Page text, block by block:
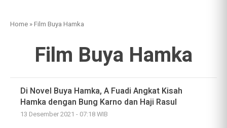
Home »Film Buya Hamka
Film Buya Hamka
Di Novel Buya Hamka, A Fuadi Angkat Kisah
Hamka dengan Bung Karno dan Haji Rasul
13 Desember 2021 - 07:18 WIB